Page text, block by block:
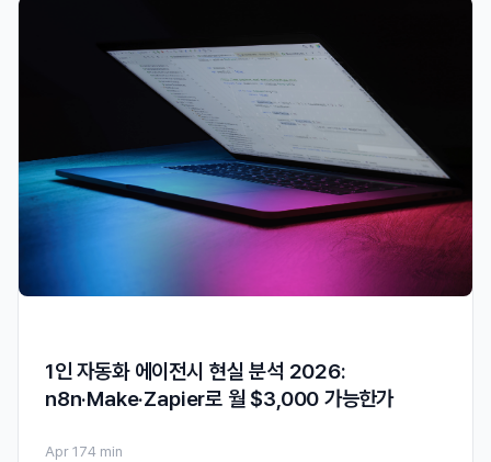
1인 자동화 에이전시 현실 분석 2026:
n8n·Make·Zapier로 월 $3,000 가능한가
Apr 174 min